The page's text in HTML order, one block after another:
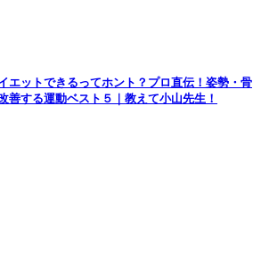
エットできるってホント？プロ直伝！姿勢・骨
善する運動ベスト５｜教えて小山先生！